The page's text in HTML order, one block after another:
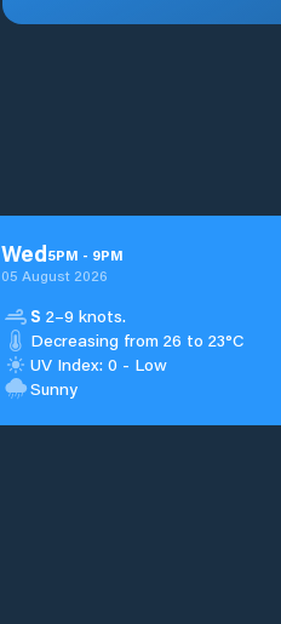
Wed5PM - 9PM
05 August 2026
S 2–9 knots.
Decreasing from 26 to 23°C
UV Index: 0 - Low
Sunny